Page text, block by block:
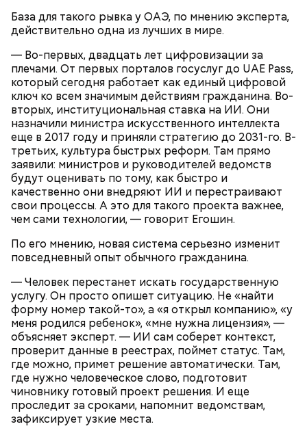
База для такого рывка у ОАЭ, по мнению эксперта,
действительно одна из лучших в мире.
— Во-первых, двадцать лет цифровизации за
плечами. От первых порталов госуслуг до UAE Pass,
который сегодня работает как единый цифровой
ключ ко всем значимым действиям гражданина. Во-
вторых, институциональная ставка на ИИ. Они
назначили министра искусственного интеллекта
еще в 2017 году и приняли стратегию до 2031-го. В-
третьих, культура быстрых реформ. Там прямо
заявили: министров и руководителей ведомств
будут оценивать по тому, как быстро и
качественно они внедряют ИИ и перестраивают
свои процессы. А это для такого проекта важнее,
чем сами технологии, — говорит Егошин.
По его мнению, новая система серьезно изменит
повседневный опыт обычного гражданина.
— Человек перестанет искать государственную
услугу. Он просто опишет ситуацию. Не «найти
форму номер такой-то», а «я открыл компанию», «у
меня родился ребенок», «мне нужна лицензия», —
объясняет эксперт. — ИИ сам соберет контекст,
проверит данные в реестрах, поймет статус. Там,
где можно, примет решение автоматически. Там,
где нужно человеческое слово, подготовит
чиновнику готовый проект решения. И еще
проследит за сроками, напомнит ведомствам,
зафиксирует узкие места.